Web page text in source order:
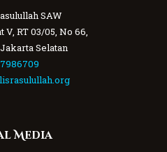
SAW
RT 03/05, No 66,
Selatan
Media